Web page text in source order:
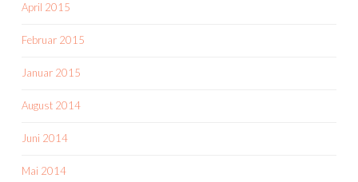
April 2015
Februar 2015
Januar 2015
August 2014
Juni 2014
Mai 2014